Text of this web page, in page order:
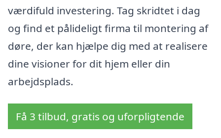
værdifuld investering. Tag skridtet i dag
og find et pålideligt firma til montering af
døre, der kan hjælpe dig med at realisere
dine visioner for dit hjem eller din
arbejdsplads.
Få 3 tilbud, gratis og uforpligtende